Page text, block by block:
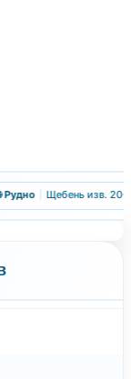
Рудно | Щебень изв. 20-